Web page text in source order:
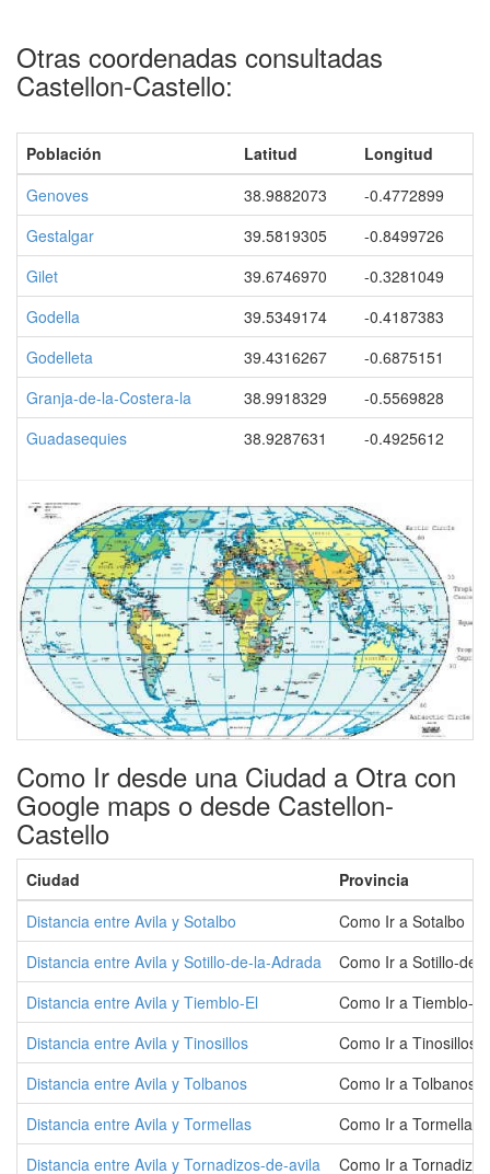
Otras coordenadas consultadas
Castellon-Castello:
Población Latitud
Longitud
Genoves
38.9882073
-0.4772899
Gestalgar
39.5819305
-0.8499726
Gilet
39.6746970
-0.3281049
Godella
39.5349174
-0.4187383
Godelleta
39.4316267
-0.6875151
Granja-de-la-Costera-la
38.9918329
-0.5569828
Guadasequies
38.9287631 -0.4925612
Como Ir desde una Ciudad a Otra con
Google maps o desde Castellon-
Castello
Ciudad
Provincia
Distancia entre Avila y Sotalbo
Como Ir a Sotalbo
Distancia entre Avila y Sotillo-de-la-Adrada
Como Ir a Sotillo-de-
Distancia entre Avila y Tiemblo-El
Como Ir a Tiemblo-El
Distancia entre Avila y Tinosillos
Como Ir a Tinosillos
Distancia entre Avila y Tolbanos
Como Ir a Tolbanos
Distancia entre Avila y Tormellas
Como Ir a Tormellas
Distancia entre Avila y Tornadizos-de-avila
Como Ir a